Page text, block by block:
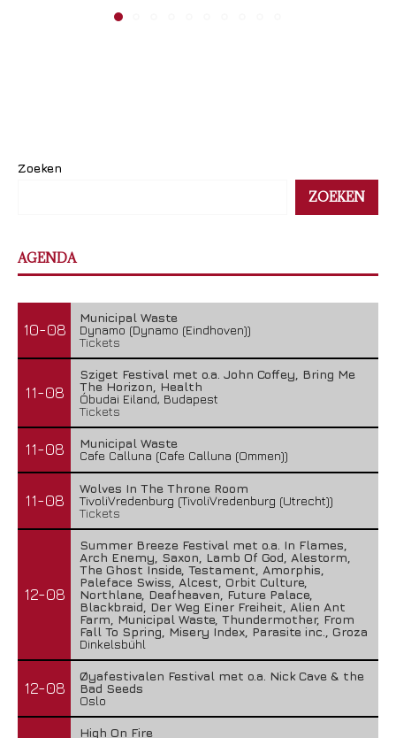
Zoeken
ZOEKEN
AGENDA
10-08
Municipal Waste
Dynamo (Dynamo (Eindhoven))
Tickets
11-08
Sziget Festival met o.a. John Coffey, Bring Me
The Horizon, Health
Óbudai Eiland, Budapest
Tickets
11-08
Municipal Waste
Cafe Calluna (Cafe Calluna (Ommen))
11-08
Wolves In The Throne Room
TivoliVredenburg (TivoliVredenburg (Utrecht))
Tickets
12-08
Summer Breeze Festival met o.a. In Flames,
Arch Enemy, Saxon, Lamb Of God, Alestorm,
The Ghost Inside, Testament, Amorphis,
Paleface Swiss, Alcest, Orbit Culture,
Northlane, Deafheaven, Future Palace,
Blackbraid, Der Weg Einer Freiheit, Alien Ant
Farm, Municipal Waste, Thundermother, From
Fall To Spring, Misery Index, Parasite inc., Groza
Dinkelsbühl
12-08
Øyafestivalen Festival met o.a. Nick Cave & the
Bad Seeds
Oslo
High On Fire